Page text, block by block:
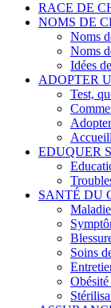
RACE DE
NOMS DE
Noms
Noms
Idées
ADOPTER
Test,
EDUQUER
SANTÉ DU
Soins